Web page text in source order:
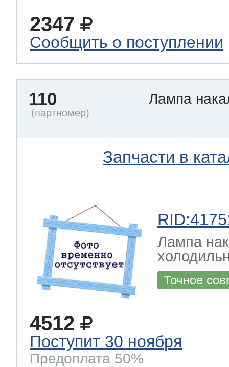
2347
Сообщить о поступлении
110 Лампа
Запчасти в
Лампа
Точное
4512
Поступит 30 ноября
Предоплата 50%